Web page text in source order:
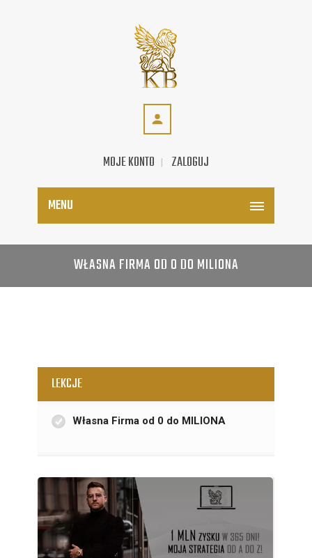
MOJE KONTO ZALOGUJ
MENU
WŁASNA FIRMA OD 0 DO MILIONA
LEKCJE
Własna Firma od 0 do MILIONA